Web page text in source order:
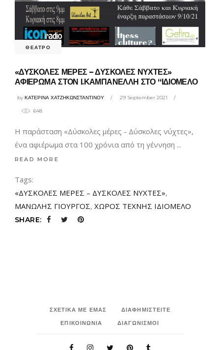
ΘΕΑΤΡΟ
«ΔΥΣΚΟΛΕΣ ΜΕΡΕΣ – ΔΥΣΚΟΛΕΣ ΝΥΧΤΕΣ»
ΑΦΙΕΡΩΜΑ ΣΤΟΝ Ι.ΚΑΜΠΑΝΕΛΛΗ ΣΤΟ “ΙΔΙΟΜΕΛΟ
byΚΑΤΕΡΙΝΑ ΧΑΤΖΗΚΩΝΣΤΑΝΤΙΝΟΥ 29 September 2021
648
Η παράσταση «Δύσκολες μέρες - Δύσκολες νύχτες»,
ένα αφιέρωμα στα 100 χρόνια από τη γέννηση
READ MORE
Tags:
«ΔΥΣΚΟΛΕΣ ΜΕΡΕΣ – ΔΥΣΚΟΛΕΣ ΝΥΧΤΕΣ»,
ΜΑΝΩΛΗΣ ΓΙΟΥΡΓΟΣ, ΧΩΡΟΣ ΤΕΧΝΗΣ ΙΔΙΟΜΕΛΟ
SHARE:
ΣΧΕΤΙΚΑ ΜΕ ΕΜΑΣ
ΔΙΑΦΗΜΙΣΤΕΙΤΕ
ΕΠΙΚΟΙΝΩΝΙΑ
ΔΙΑΓΩΝΙΣΜΟΙ